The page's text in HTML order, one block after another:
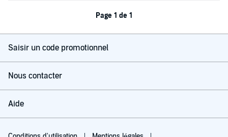
Page 1 de 1
Saisir un code promotionnel
Nous contacter
Aide